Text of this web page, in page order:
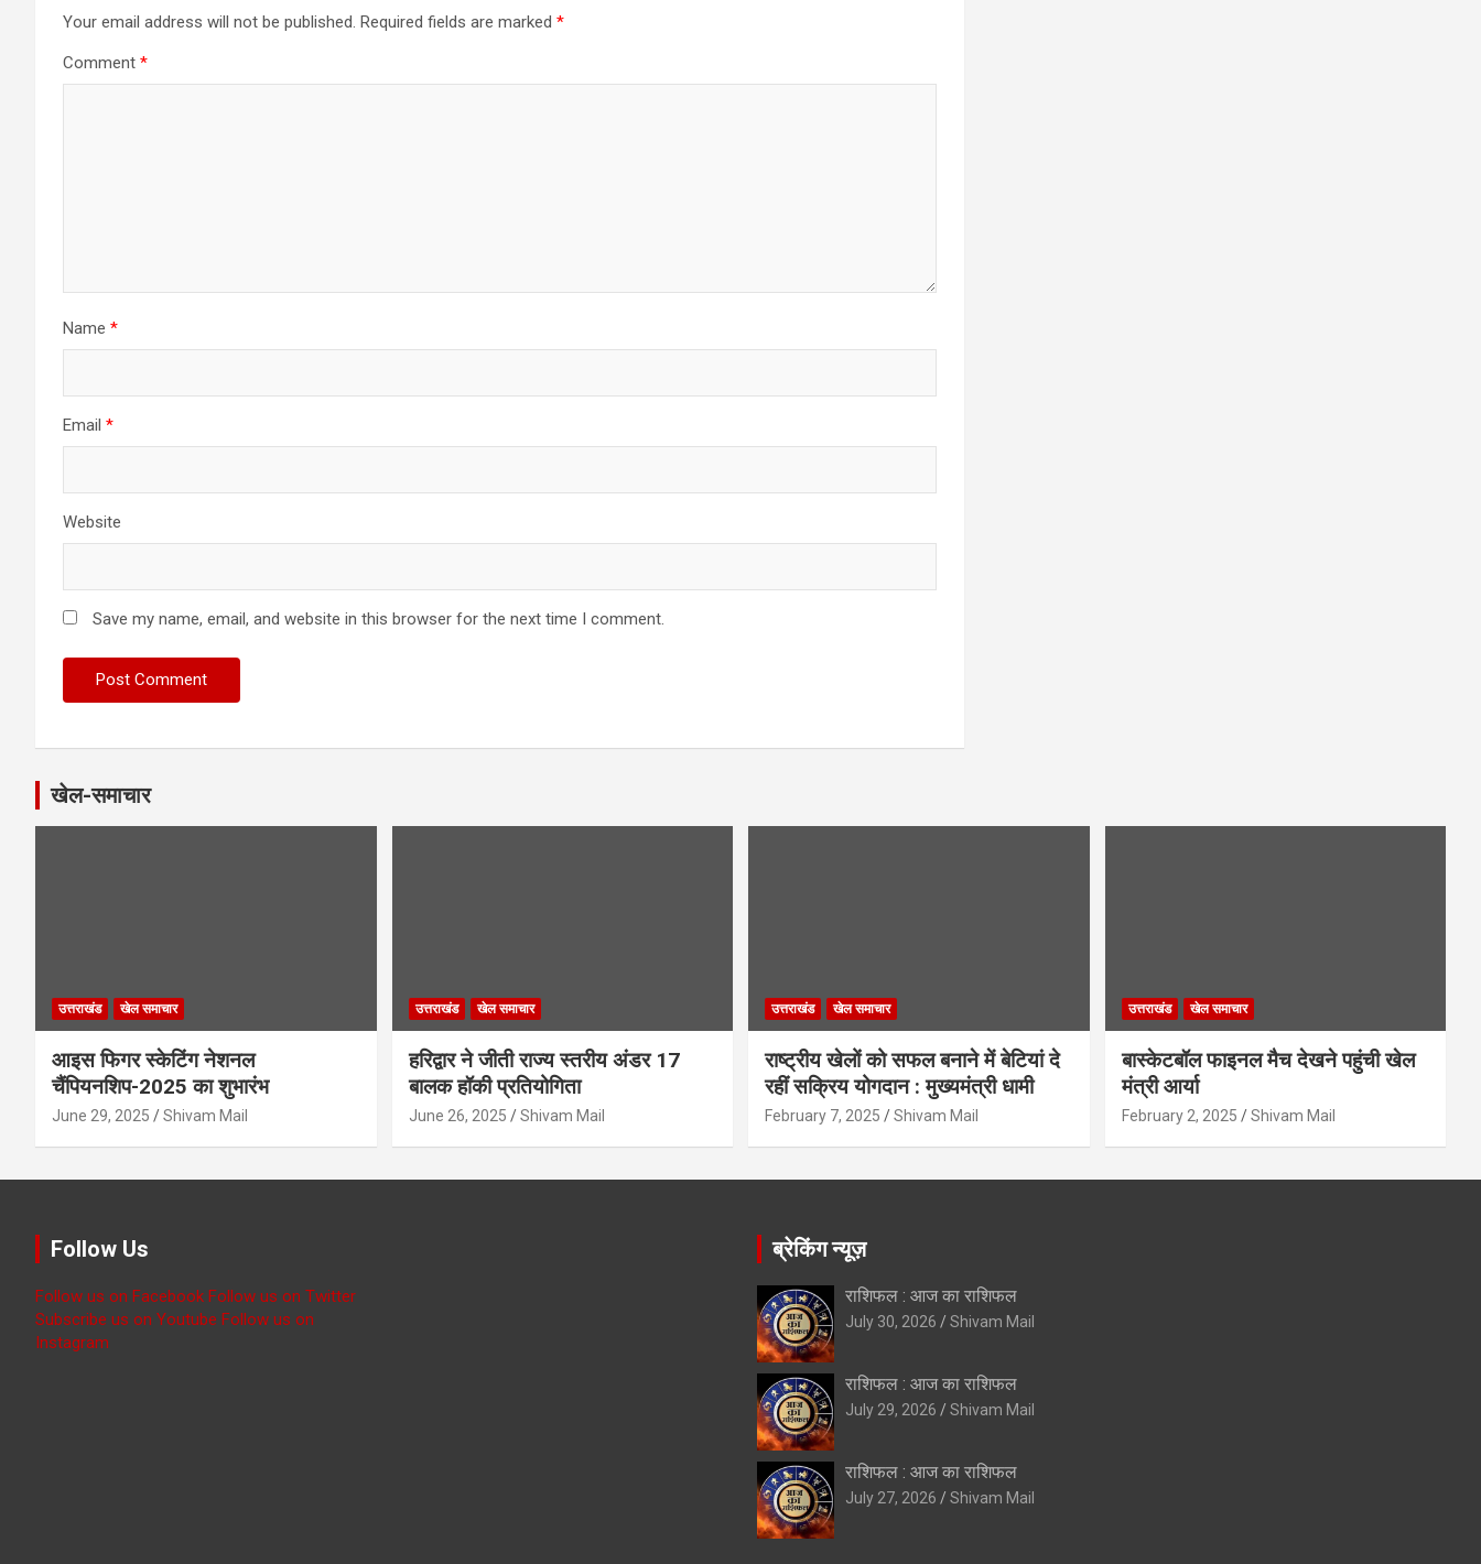
Your email address will not be published. Required fields are marked *
Comment *
Name *
Email *
Website
Save my name, email, and website in this browser for the next time I comment.
खेल-समाचार
उत्तराखंड खेल समाचार
आइस फिगर स्केटिंग नेशनल
चैंपियनशिप-2025 का शुभारंभ
June 29, 2025 Shivam Mail
उत्तराखंड खेल समाचार
हरिद्वार ने जीती राज्य स्तरीय अंडर 17
बालक हॉकी प्रतियोगिता
June 26, 2025 Shivam Mail
उत्तराखंड खेल समाचार
राष्ट्रीय खेलों को सफल बनाने में बेटियां दे
रहीं सक्रिय योगदान : मुख्यमंत्री धामी
February 7, 2025 Shivam Mail
उत्तराखंड खेल समाचार
बास्केटबॉल फाइनल मैच देखने पहुंची खेल
मंत्री आर्या
February 2, 2025 Shivam Mail
Follow Us
Follow us on Facebook Follow us on Twitter
Subscribe us on Youtube Follow us on
Instagram
ब्रेकिंग न्यूज़
राशिफल : आज का राशिफल
July 30, 2026 Shivam Mail
राशिफल : आज का राशिफल
July 29, 2026 Shivam Mail
राशिफल : आज का राशिफल
July 27, 2026 Shivam Mail